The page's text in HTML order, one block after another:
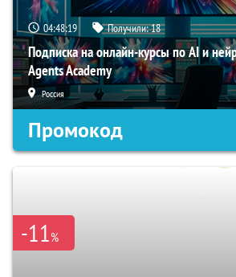
04:48:18 Получили:18
Подписка на онлайн-курсы по AI и
Agents Academy
Россия
Промокод
-11%